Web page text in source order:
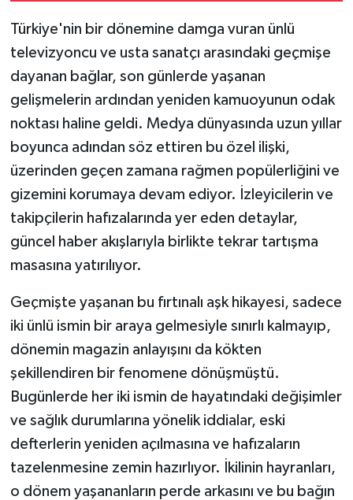
Türkiye'nin bir dönemine damga vuran ünlü
televizyoncu ve usta sanatçı arasındaki geçmişe
dayanan bağlar, son günlerde yaşanan
gelişmelerin ardından yeniden kamuoyunun odak
noktası haline geldi. Medya dünyasında uzun yıllar
boyunca adından söz ettiren bu özel ilişki,
üzerinden geçen zamana rağmen popülerliğini ve
gizemini korumaya devam ediyor. İzleyicilerin ve
takipçilerin hafızalarında yer eden detaylar,
güncel haber akışlarıyla birlikte tekrar tartışma
masasına yatırılıyor.
Geçmişte yaşanan bu fırtınalı aşk hikayesi, sadece
iki ünlü ismin bir araya gelmesiyle sınırlı kalmayıp,
dönemin magazin anlayışını da kökten
şekillendiren bir fenomene dönüşmüştü.
Bugünlerde her iki ismin de hayatındaki değişimler
ve sağlık durumlarına yönelik iddialar, eski
defterlerin yeniden açılmasına ve hafızaların
tazelenmesine zemin hazırlıyor. İkilinin hayranları,
o dönem yaşananların perde arkasını ve bu bağın